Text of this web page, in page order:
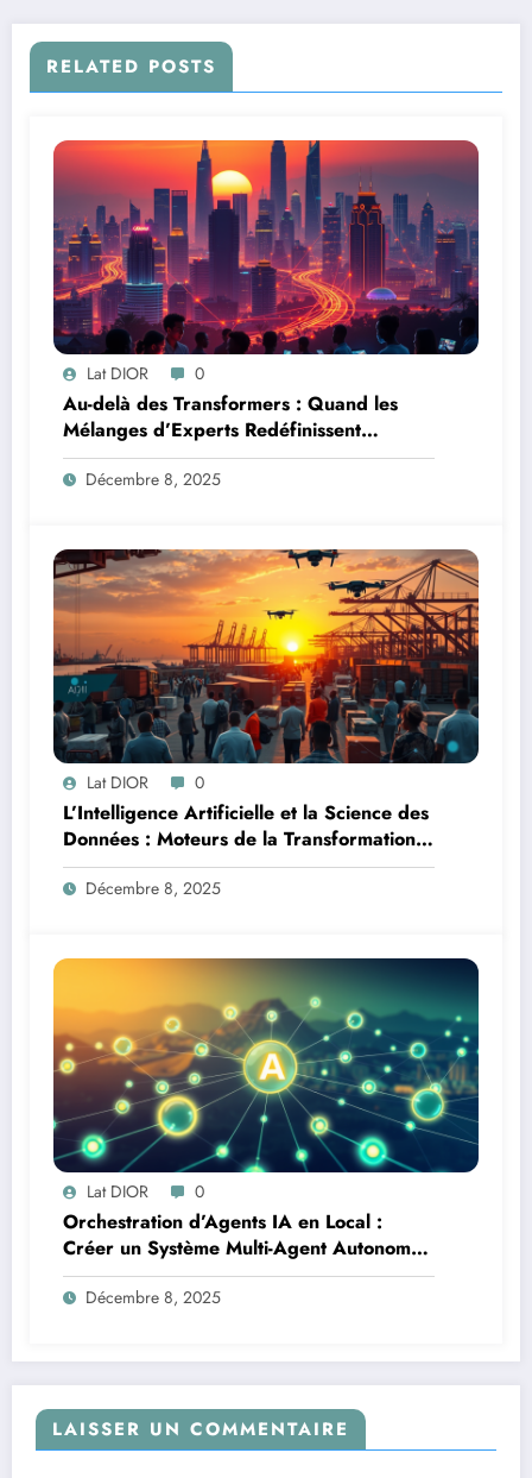
RELATED POSTS
Lat DIOR 0
Au-delà des Transformers : Quand les
Mélanges d’Experts Redéfinissent
l’Efficacité de l’IA
Décembre 8, 2025
Lat DIOR 0
L’Intelligence Artificielle et la Science des
Données : Moteurs de la Transformation
Logistique et Infrastructures en Afrique
Décembre 8, 2025
Lat DIOR 0
Orchestration d’Agents IA en Local :
Créer un Système Multi-Agent Autonome
avec TinyLlama
Décembre 8, 2025
LAISSER UN COMMENTAIRE